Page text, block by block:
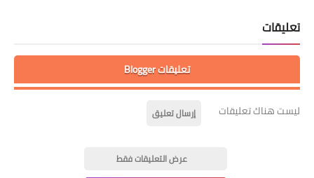
تعليقات
تعليقات Blogger
ليست هناك تعليقات إرسال تعليق
عرض التعليقات فقط